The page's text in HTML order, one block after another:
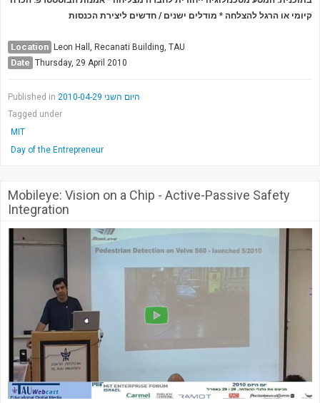
SEARCH
Search
קיומי או הרגל להצלחה * מודלים ישנים / חדשים ליצירת הכנסות
Location Leon Hall, Recanati Building, TAU
Date Thursday, 29 April 2010
Published in
היום השני 2010-04-29
Tagged under
MIT
Day of the Entrepreneur
Mobileye: Vision on a Chip - Active-Passive Safety
Integration